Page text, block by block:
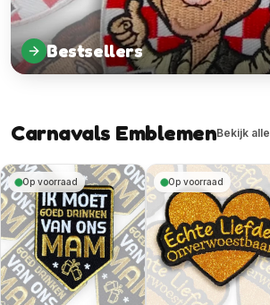
Bestsellers
Carnavals EmblemenBekijk alle
Op voorraad Op voorraad